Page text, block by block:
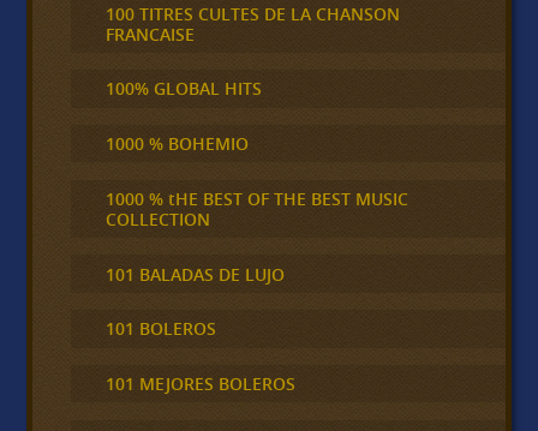
100 TITRES CULTES DE LA CHANSON
FRANCAISE
100% GLOBAL HITS
1000 % BOHEMIO
1000 % tHE BEST OF THE BEST MUSIC
COLLECTION
101 BALADAS DE LUJO
101 BOLEROS
101 MEJORES BOLEROS